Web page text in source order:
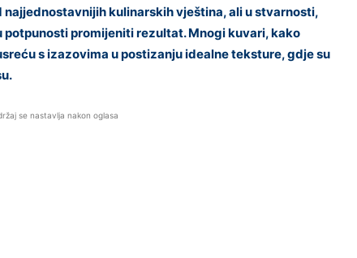
najjednostavnijih kulinarskih vještina, ali u stvarnosti,
potpunosti promijeniti rezultat. Mnogi kuvari, kako
s izazovima u postizanju idealne teksture, gdje su
se nastavlja nakon oglasa